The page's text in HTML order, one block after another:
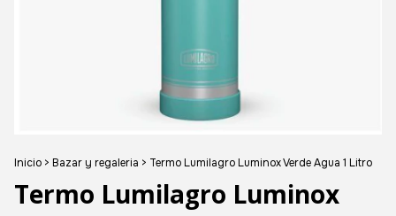
Inicio > Bazar y regaleria > Termo Lumilagro Luminox Verde Agua 1 Litro
Termo Lumilagro Luminox